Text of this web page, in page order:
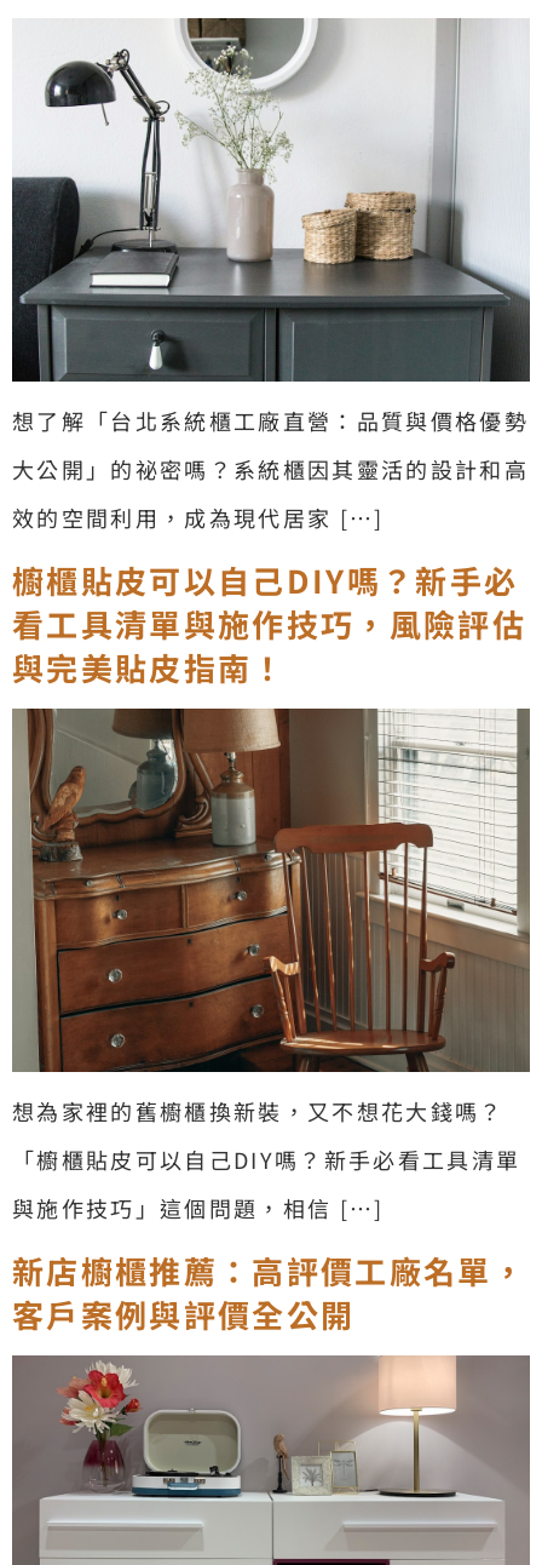
想了解「台北系統櫃工廠直營：品質與價格優勢
大公開」的祕密嗎？系統櫃因其靈活的設計和高
效的空間利用，成為現代居家 […]
櫥櫃貼皮可以自己DIY嗎？新手必
看工具清單與施作技巧，風險評估
與完美貼皮指南！
想為家裡的舊櫥櫃換新裝，又不想花大錢嗎？
「櫥櫃貼皮可以自己DIY嗎？新手必看工具清單
與施作技巧」這個問題，相信 […]
新店櫥櫃推薦：高評價工廠名單，
客戶案例與評價全公開